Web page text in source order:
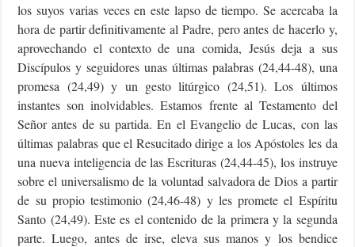
los suyos varias veces en este lapso de tiempo. Se acercaba la
hora de partir definitivamente al Padre, pero antes de hacerlo y,
aprovechando el contexto de una comida, Jesús deja a sus
Discípulos y seguidores unas últimas palabras (24,44-48), una
promesa (24,49) y un gesto litúrgico (24,51). Los últimos
instantes son inolvidables. Estamos frente al Testamento del
Señor antes de su partida. En el Evangelio de Lucas, con las
últimas palabras que el Resucitado dirige a los Apóstoles les da
una nueva inteligencia de las Escrituras (24,44-45), los instruye
sobre el universalismo de la voluntad salvadora de Dios a partir
de su propio testimonio (24,46-48) y les promete el Espíritu
Santo (24,49). Este es el contenido de la primera y la segunda
parte. Luego, antes de irse, eleva sus manos y los bendice